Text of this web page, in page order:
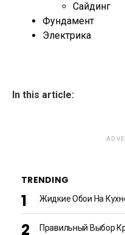
Сайдинг
Фундамент
Электрика
In this article:
TRENDING
Жидкие Обои На
Правильный Выбор